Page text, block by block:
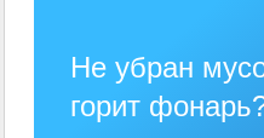
Не убран
горит